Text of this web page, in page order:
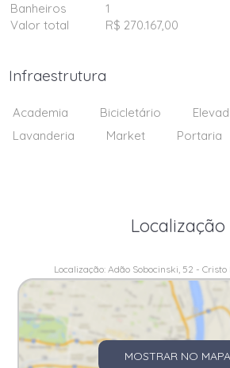
Banheiros
1
Valor total
R$ 270.167,00
Infraestrutura
Academia Bicicletário
Lavanderia
Market Portaria
Localização
Localização: Adão Sobocinski, 52 -
MOSTRAR NO MAPA